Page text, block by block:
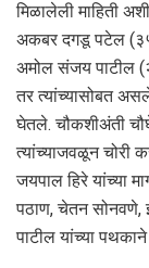
मिळालेली माहिती
अकबर दगडू पटेल
अमोल संजय पाटील
तर त्यांच्यासोबत
घेतले. चौकशीअंती
त्यांच्याजवळून चोरी
जयपाल हिरे यांच्या
पठाण, चेतन सोनवणे,
पाटील यांच्या